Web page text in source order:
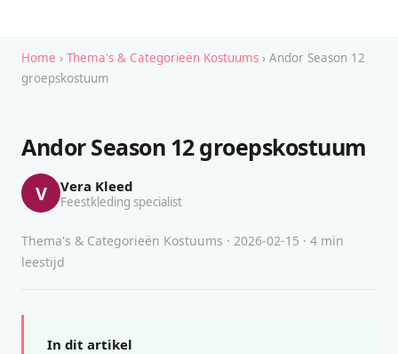
Home › Thema's & Categorieën Kostuums › Andor Season 12
groepskostuum
Andor Season 12 groepskostuum
V Vera Kleed
Feestkleding specialist
Thema's & Categorieën Kostuums · 2026-02-15 · 4 min
leestijd
In dit artikel